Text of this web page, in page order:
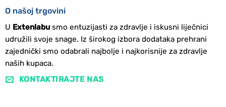
O našoj trgovini
U Extenlabusmo entuzijasti za zdravlje i iskusni liječnici
udružili svoje snage. Iz širokog izbora dodataka prehrani
zajednički smo odabrali najbolje i najkorisnije za zdravlje
naših kupaca.
KONTAKTIRAJTE NAS